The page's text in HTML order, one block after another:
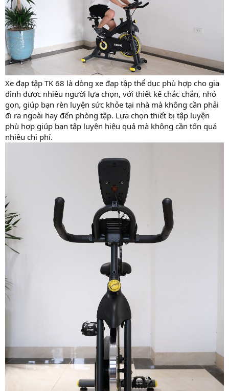
Xe đạp tập TK 68 là dòng xe đạp tập thể dục phù hợp cho gia
đình được nhiều người lựa chọn, với thiết kế chắc chắn, nhỏ
gọn, giúp bạn rèn luyện sức khỏe tại nhà mà không cần phải
đi ra ngoài hay đến phòng tập. Lựa chọn thiết bị tập luyện
phù hợp giúp bạn tập luyện hiệu quả mà không cần tốn quá
nhiều chi phí.